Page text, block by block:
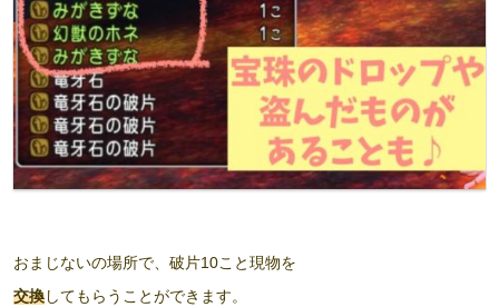
おまじないの場所で、破片10こと現物を
交換してもらうことができます。